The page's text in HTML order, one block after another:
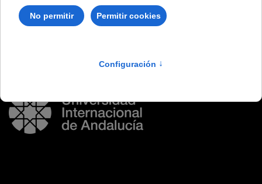
Purificación de biogás empleando membranas vítreas y